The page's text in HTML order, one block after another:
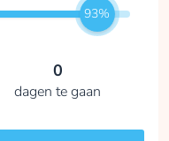
93%
0
dagen te gaan